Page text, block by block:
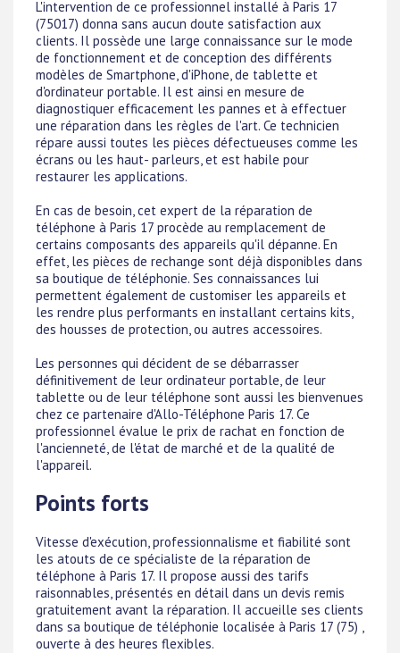
L'intervention de ce professionnel installé à Paris 17
(75017) donna sans aucun doute satisfaction aux
clients. Il possède une large connaissance sur le mode
de fonctionnement et de conception des différents
modèles de Smartphone, d'iPhone, de tablette et
d'ordinateur portable. Il est ainsi en mesure de
diagnostiquer efficacement les pannes et à effectuer
une réparation dans les règles de l'art. Ce technicien
répare aussi toutes les pièces défectueuses comme les
écrans ou les haut- parleurs, et est habile pour
restaurer les applications.
En cas de besoin, cet expert de la réparation de
téléphone à Paris 17 procède au remplacement de
certains composants des appareils qu'il dépanne. En
effet, les pièces de rechange sont déjà disponibles dans
sa boutique de téléphonie. Ses connaissances lui
permettent également de customiser les appareils et
les rendre plus performants en installant certains kits,
des housses de protection, ou autres accessoires.
Les personnes qui décident de se débarrasser
définitivement de leur ordinateur portable, de leur
tablette ou de leur téléphone sont aussi les bienvenues
chez ce partenaire d'Allo-Téléphone Paris 17. Ce
professionnel évalue le prix de rachat en fonction de
l'ancienneté, de l'état de marché et de la qualité de
l'appareil.
Points forts
Vitesse d'exécution, professionnalisme et fiabilité sont
les atouts de ce spécialiste de la réparation de
téléphone à Paris 17. Il propose aussi des tarifs
raisonnables, présentés en détail dans un devis remis
gratuitement avant la réparation. Il accueille ses clients
dans sa boutique de téléphonie localisée à Paris 17 (75) ,
ouverte à des heures flexibles.